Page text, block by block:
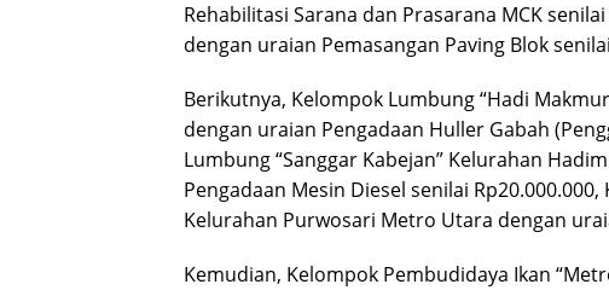
Rehabilitasi Sarana dan Prasarana MCK
dengan uraian Pemasangan Paving Blok
Berikutnya, Kelompok Lumbung “Hadi
dengan uraian Pengadaan Huller Gabah
Lumbung “Sanggar Kabejan” Kelurahan
Pengadaan Mesin Diesel senilai
Kelurahan Purwosari Metro Utara dengan
Kemudian, Kelompok Pembudidaya Ikan